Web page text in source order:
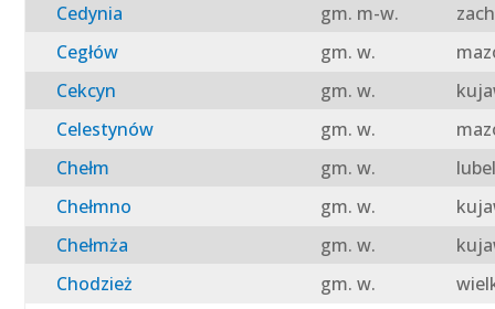
Cedynia
gm. m-w.
Cegłów
gm. w.
Cekcyn
gm. w.
Celestynów
gm. w.
Chełm
gm. w.
Chełmno
gm. w.
Chełmża
gm. w.
Chodzież
gm. w.